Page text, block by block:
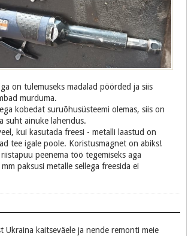
on tulemuseks madalad pöörded ja siis
murduma.
kobedat suruõhusüsteemi olemas, siis on
suht ainuke lahendus.
kui kasutada freesi - metalli laastud on
tee igale poole. Koristusmagnet on abiks!
peenema töö tegemiseks aga
paksusi metalle sellega freesida ei
Ukraina kaitseväele ja nende remonti meie